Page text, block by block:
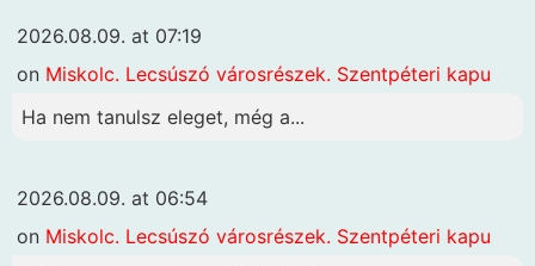
2026.08.09. at 07:19
on Miskolc. Lecsúszó városrészek. Szentpéteri kapu
Ha nem tanulsz eleget, még a...
2026.08.09. at 06:54
on Miskolc. Lecsúszó városrészek. Szentpéteri kapu